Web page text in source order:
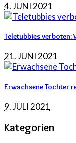
4. JUNI 2021
Teletubbies verboten:
21. JUNI 2021
Erwachsene Tochter
9. JULI 2021
Kategorien